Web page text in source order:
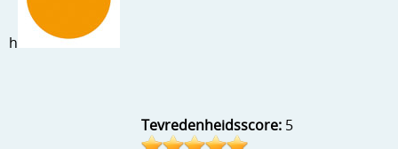
Stempels en zo
h
Tevredenheidsscore: 5